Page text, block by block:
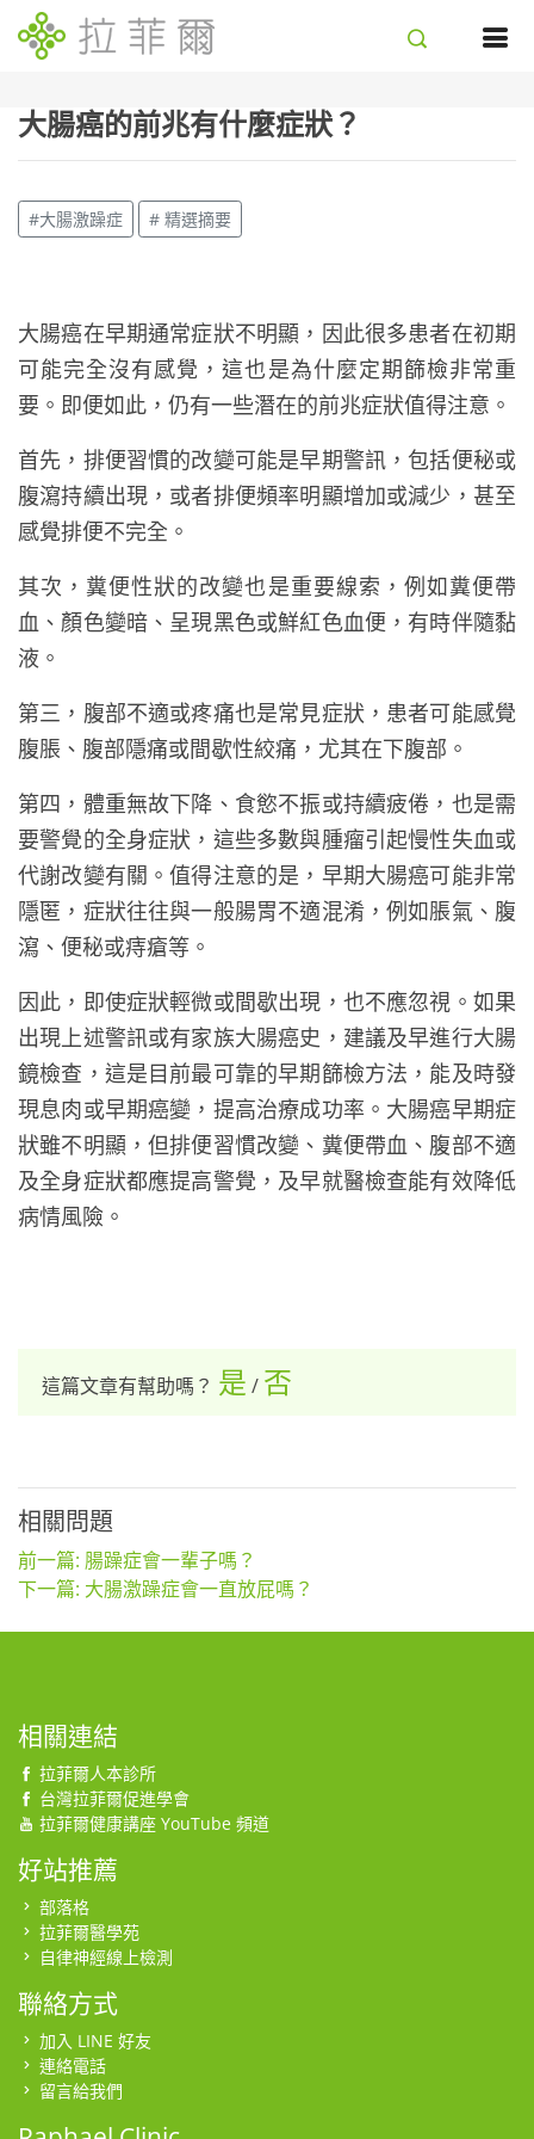
大腸癌的前兆有什麼症狀？
#大腸激躁症 # 精選摘要
大腸癌在早期通常症狀不明顯，因此很多患者在初期
可能完全沒有感覺，這也是為什麼定期篩檢非常重
要。即便如此，仍有一些潛在的前兆症狀值得注意。
首先，排便習慣的改變可能是早期警訊，包括便秘或
腹瀉持續出現，或者排便頻率明顯增加或減少，甚至
感覺排便不完全。
其次，糞便性狀的改變也是重要線索，例如糞便帶
血、顏色變暗、呈現黑色或鮮紅色血便，有時伴隨黏
液。
第三，腹部不適或疼痛也是常見症狀，患者可能感覺
腹脹、腹部隱痛或間歇性絞痛，尤其在下腹部。
第四，體重無故下降、食慾不振或持續疲倦，也是需
要警覺的全身症狀，這些多數與腫瘤引起慢性失血或
代謝改變有關。值得注意的是，早期大腸癌可能非常
隱匿，症狀往往與一般腸胃不適混淆，例如脹氣、腹
瀉、便秘或痔瘡等。
因此，即使症狀輕微或間歇出現，也不應忽視。如果
出現上述警訊或有家族大腸癌史，建議及早進行大腸
鏡檢查，這是目前最可靠的早期篩檢方法，能及時發
現息肉或早期癌變，提高治療成功率。大腸癌早期症
狀雖不明顯，但排便習慣改變、糞便帶血、腹部不適
及全身症狀都應提高警覺，及早就醫檢查能有效降低
病情風險。
這篇文章有幫助嗎？ 是 / 否
相關問題
前一篇: 腸躁症會一輩子嗎？
下一篇: 大腸激躁症會一直放屁嗎？
相關連結
拉菲爾人本診所
台灣拉菲爾促進學會
拉菲爾健康講座 YouTube 頻道
好站推薦
部落格
拉菲爾醫學苑
自律神經線上檢測
聯絡方式
加入 LINE 好友
連絡電話
留言給我們